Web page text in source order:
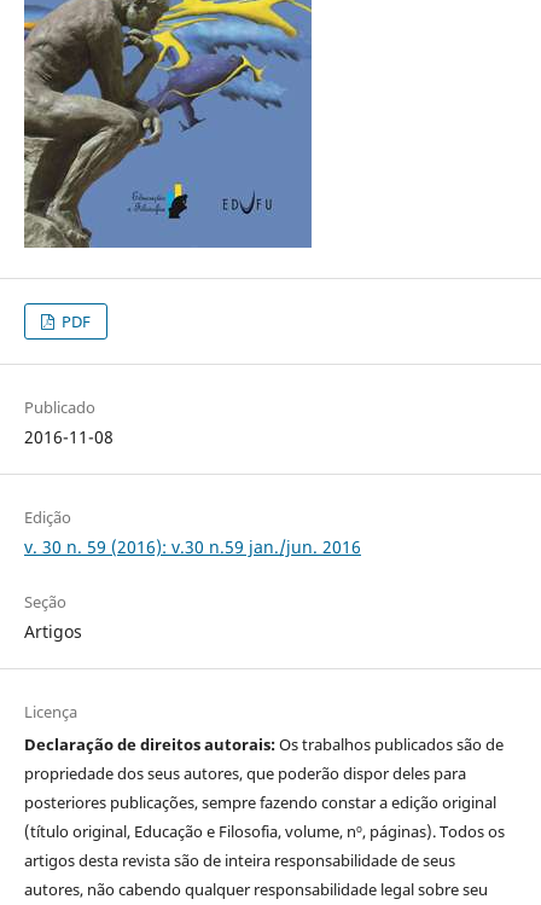
PDF
Publicado
2016-11-08
Edição
v. 30 n. 59 (2016): v.30 n.59 jan./jun. 2016
Seção
Artigos
Licença
Declaração de direitos autorais:Os trabalhos publicados são de
propriedade dos seus autores, que poderão dispor deles para
posteriores publicações, sempre fazendo constar a edição original
(título original, Educação e Filosofia, volume, nº, páginas). Todos os
artigos desta revista são de inteira responsabilidade de seus
autores, não cabendo qualquer responsabilidade legal sobre seu